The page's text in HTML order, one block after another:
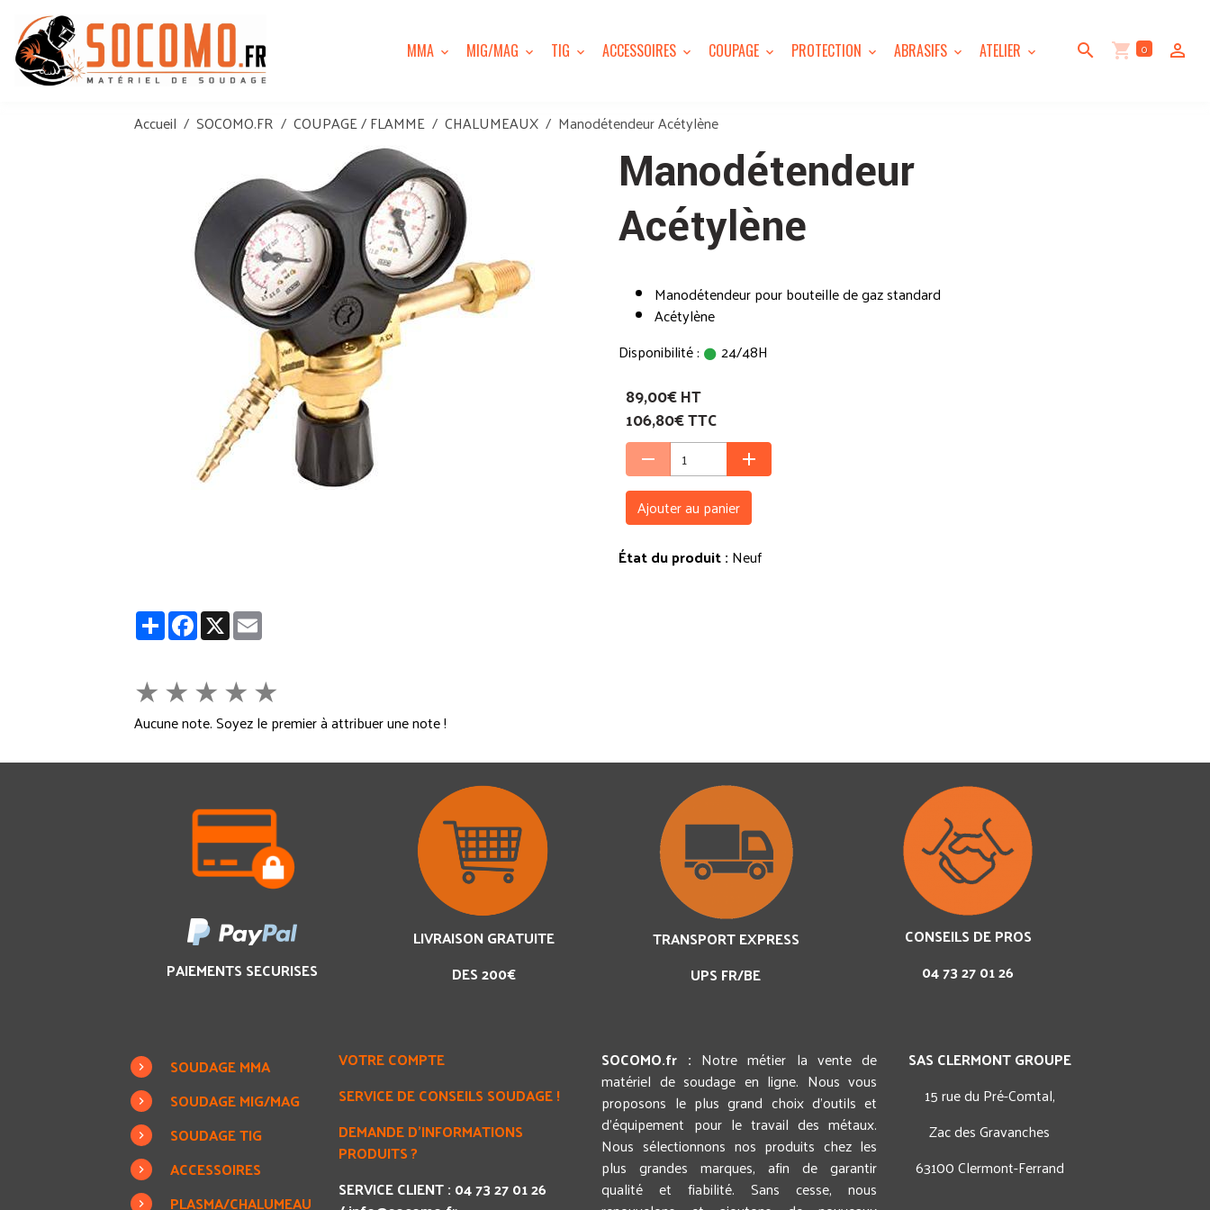
MMA MIG/MAG TIG ACCESSOIRES COUPAGE PROTECTION ABRASIFS ATELIER 0
Accueil SOCOMO.FR COUPAGE / FLAMME CHALUMEAUX Manodétendeur Acétylène
Manodétendeur
Acétylène
Manodétendeur pour bouteille de gaz standard
Acétylène
Disponibilité :
24/48H
89,00€ HT
106,80€ TTC
Ajouter au panier
État du produit : Neuf
PartagerFacebook
X
★★★★★
Aucune note. Soyez le premier à attribuer une note !
PAIEMENTS SECURISES
LIVRAISON GRATUITE
DES 200€
TRANSPORT EXPRESS
UPS FR/BE
CONSEILS DE PROS
04 73 27 01 26
SOUDAGE MMA
SOUDAGE MIG/MAG
SOUDAGE TIG
ACCESSOIRES
PLASMA/CHALUMEAU
VOTRE COMPTE
SERVICE DE CONSEILS SOUDAGE !
DEMANDE D'INFORMATIONS
PRODUITS ?
SERVICE CLIENT : 04 73 27 01 26
SOCOMO.fr : Notre métier la vente de
matériel de soudage en ligne. Nous vous
proposons le plus grand choix d'outils et
d'équipement pour le travail des métaux.
Nous sélectionnons nos produits chez les
plus grandes marques, afin de garantir
qualité et fiabilité. Sans cesse, nous
SAS CLERMONT GROUPE
15 rue du Pré-Comtal,
Zac des Gravanches
63100 Clermont-Ferrand